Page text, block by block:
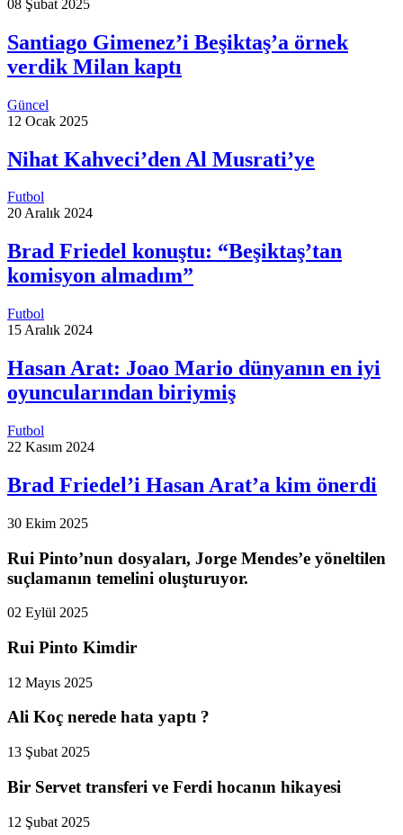
08 Şubat 2025
Santiago Gimenez’i Beşiktaş’a örnek
verdik Milan kaptı
Güncel
12 Ocak 2025
Nihat Kahveci’den Al Musrati’ye
Futbol
20 Aralık 2024
Brad Friedel konuştu: “Beşiktaş’tan
komisyon almadım”
Futbol
15 Aralık 2024
Hasan Arat: Joao Mario dünyanın en iyi
oyuncularından biriymiş
Futbol
22 Kasım 2024
Brad Friedel’i Hasan Arat’a kim önerdi
30 Ekim 2025
Rui Pinto’nun dosyaları, Jorge Mendes’e yöneltilen
suçlamanın temelini oluşturuyor.
02 Eylül 2025
Rui Pinto Kimdir
12 Mayıs 2025
Ali Koç nerede hata yaptı ?
13 Şubat 2025
Bir Servet transferi ve Ferdi hocanın hikayesi
12 Şubat 2025